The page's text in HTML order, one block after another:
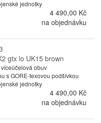
jednotky
4 490,00 Kč
na objednávku
gtx lo UK15 brown
obuv
s GORE-texovou podšívkou
jednotky
4 490,00 Kč
na objednávku